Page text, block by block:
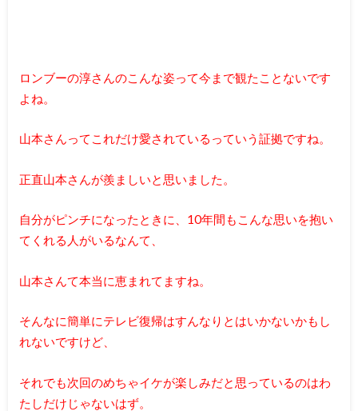
ロンブーの淳さんのこんな姿って今まで観たことないです
よね。
山本さんってこれだけ愛されているっていう証拠ですね。
正直山本さんが羨ましいと思いました。
自分がピンチになったときに、10年間もこんな思いを抱い
てくれる人がいるなんて、
山本さんて本当に恵まれてますね。
そんなに簡単にテレビ復帰はすんなりとはいかないかもし
れないですけど、
それでも次回のめちゃイケが楽しみだと思っているのはわ
たしだけじゃないはず。